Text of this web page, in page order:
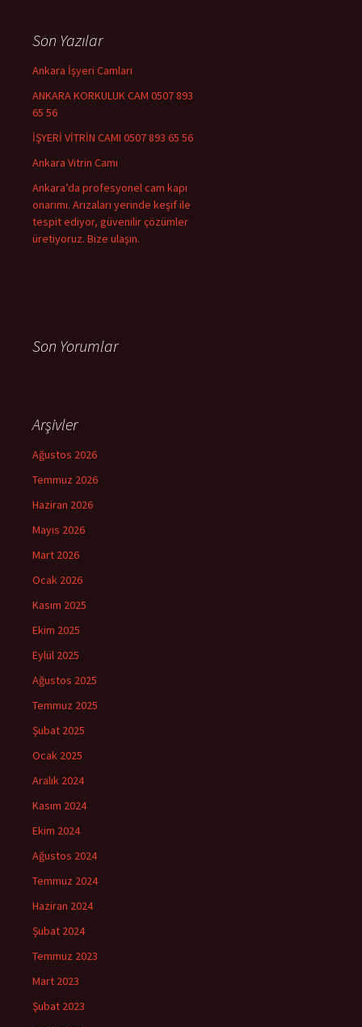
Son Yazılar
Ankara İşyeri Camları
ANKARA KORKULUK CAM 0507 893
65 56
İŞYERİ VİTRİN CAMI 0507 893 65 56
Ankara Vitrin Camı
Ankara’da profesyonel cam kapı
onarımı. Arızaları yerinde keşif ile
tespit ediyor, güvenilir çözümler
üretiyoruz. Bize ulaşın.
Son Yorumlar
Arşivler
Ağustos 2026
Temmuz 2026
Haziran 2026
Mayıs 2026
Mart 2026
Ocak 2026
Kasım 2025
Ekim 2025
Eylül 2025
Ağustos 2025
Temmuz 2025
Şubat 2025
Ocak 2025
Aralık 2024
Kasım 2024
Ekim 2024
Ağustos 2024
Temmuz 2024
Haziran 2024
Şubat 2024
Temmuz 2023
Mart 2023
Şubat 2023